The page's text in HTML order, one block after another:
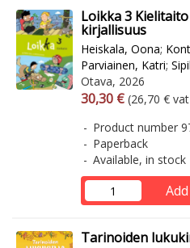
Loikka 3
kirjallisuus
Heiskala, Oona;
Parviainen, Katri;
Otava, 2026
Arvonlisäverollinen
30,30 € Excl. vat
(26,70 €
Product number
Paperback
Available, in stock
Tarinoiden